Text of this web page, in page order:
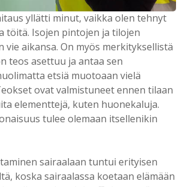
yllätti minut, vaikka olen tehnyt
töitä. Isojen pintojen ja tilojen
vie aikansa. On myös merkityksellistä
teos asettuu ja antaa sen
etsiä muotoaan vielä
ovat valmistuneet ennen tilaan
elementtejä, kuten huonekaluja.
tulee olemaan itsellenikin
sairaalaan tuntui erityisen
koska sairaalassa koetaan elämään